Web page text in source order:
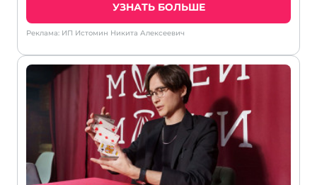
УЗНАТЬ БОЛЬШЕ
Реклама: ИП Истомин Никита Алексеевич